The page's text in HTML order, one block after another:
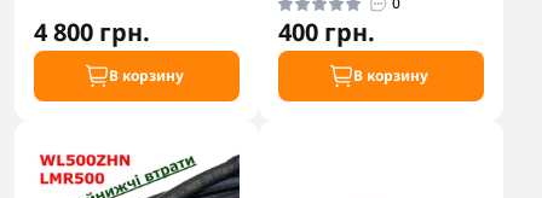
4 800 грн.
В корзину
400 грн.
В корзину